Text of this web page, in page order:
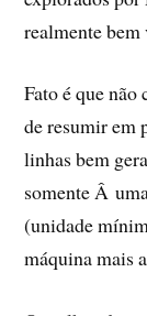
realmente bem
Fato é que
de resumir em
linhas bem
somente Â
(unidade
máquina mais